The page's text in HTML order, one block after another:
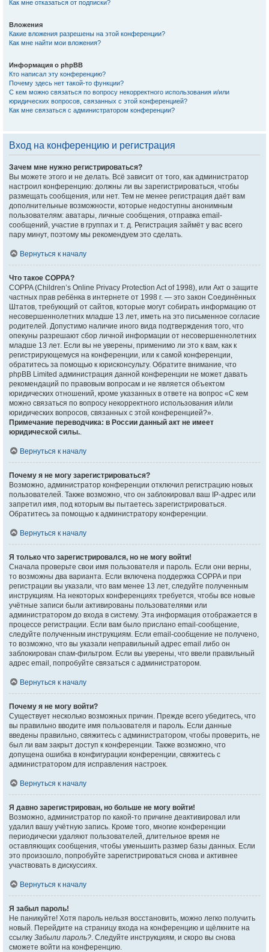
Как мне отказаться от подписки?
Вложения
Какие вложения разрешены на этой конференции?
Как мне найти мои вложения?
Информация о phpBB
Кто написал эту конференцию?
Почему здесь нет такой-то функции?
С кем можно связаться по вопросу некорректного использования и/или
юридических вопросов, связанных с этой конференцией?
Как мне связаться с администратором конференции?
Вход на конференцию и регистрация
Зачем мне нужно регистрироваться?
Вы можете этого и не делать. Всё зависит от того, как администратор
настроил конференцию: должны ли вы зарегистрироваться, чтобы
размещать сообщения, или нет. Тем не менее регистрация даёт вам
дополнительные возможности, которые недоступны анонимным
пользователям: аватары, личные сообщения, отправка email-
сообщений, участие в группах и т. д. Регистрация займёт у вас всего
пару минут, поэтому мы рекомендуем это сделать.
Вернуться к началу
Что такое COPPA?
COPPA (Children’s Online Privacy Protection Act of 1998), или Акт о защите
частных прав ребёнка в интернете от 1998 г. — это закон Соединённых
Штатов, требующий от сайтов, которые могут собирать информацию от
несовершеннолетних младше 13 лет, иметь на это письменное согласие
родителей. Допустимо наличие иного вида подтверждения того, что
опекуны разрешают сбор личной информации от несовершеннолетних
младше 13 лет. Если вы не уверены, применимо ли это к вам, как к
регистрирующемуся на конференции, или к самой конференции,
обратитесь за помощью к юрисконсульту. Обратите внимание, что
phpBB Limited администрация данной конференции не может давать
рекомендаций по правовым вопросам и не является объектом
юридических отношений, кроме указанных в ответе на вопрос «С кем
можно связаться по вопросу некорректного использования и/или
юридических вопросов, связанных с этой конференцией?».
Примечание переводчика: в России данный акт не имеет
юридической силы..
Вернуться к началу
Почему я не могу зарегистрироваться?
Возможно, администратор конференции отключил регистрацию новых
пользователей. Также возможно, что он заблокировал ваш IP-адрес или
запретил имя, под которым вы пытаетесь зарегистрироваться.
Обратитесь за помощью к администратору конференции.
Вернуться к началу
Я только что зарегистрировался, но не могу войти!
Сначала проверьте свои имя пользователя и пароль. Если они верны,
то возможны два варианта. Если включена поддержка COPPA и при
регистрации вы указали, что вам менее 13 лет, следуйте полученным
инструкциям. На некоторых конференциях требуется, чтобы все новые
учётные записи были активированы пользователями или
администратором до входа в систему. Эта информация отображается в
процессе регистрации. Если вам было прислано email-сообщение,
следуйте полученным инструкциям. Если email-сообщение не получено,
то возможно, что вы указали неправильный адрес email либо он
заблокирован спам-фильтром. Если вы уверены, что ввели правильный
адрес email, попробуйте связаться с администратором.
Вернуться к началу
Почему я не могу войти?
Существует несколько возможных причин. Прежде всего убедитесь, что
вы правильно вводите имя пользователя и пароль. Если данные
введены правильно, свяжитесь с администратором, чтобы проверить, не
был ли вам закрыт доступ к конференции. Также возможно, что
допущена ошибка в конфигурации конференции, свяжитесь с
администратором для исправления настроек.
Вернуться к началу
Я давно зарегистрирован, но больше не могу войти!
Возможно, администратор по какой-то причине деактивировал или
удалил вашу учётную запись. Кроме того, многие конференции
периодически удаляют пользователей, длительное время не
оставляющих сообщения, чтобы уменьшить размер базы данных. Если
это произошло, попробуйте зарегистрироваться снова и активнее
участвовать в дискуссиях.
Вернуться к началу
Я забыл пароль!
Не паникуйте! Хотя пароль нельзя восстановить, можно легко получить
новый. Перейдите на страницу входа на конференцию и щёлкните на
ссылку Забыли пароль?. Следуйте инструкциям, и скоро вы снова
сможете войти на конференцию.